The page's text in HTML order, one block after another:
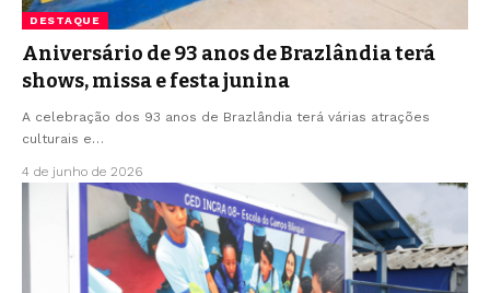
DESTAQUE
Aniversário de 93 anos de Brazlândia terá
shows, missa e festa junina
A celebração dos 93 anos de Brazlândia terá várias atrações
culturais e…
4 de junho de 2026